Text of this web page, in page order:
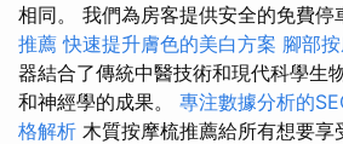
相同。 我們為房客提供安全的免費停
推薦 快速提升膚色的美白方案 腳部
器結合了傳統中醫技術和現代科學生
和神經學的成果。 專注數據分析的
格解析 木質按摩梳推薦給所有想要享